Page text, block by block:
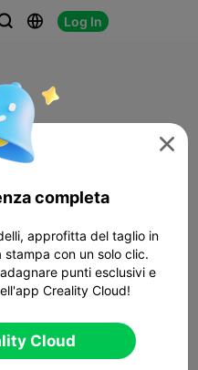
 Log In

completa
approfitta del taglio in
con un solo clic.
punti esclusivi e
Creality Cloud!
Cloud